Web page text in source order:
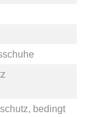
bedingt